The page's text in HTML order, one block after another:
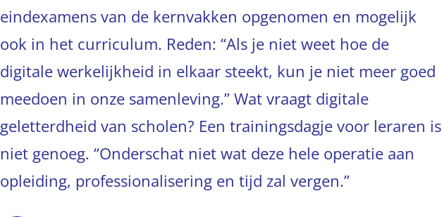
eindexamens van de kernvakken opgenomen en mogelijk
ook in het curriculum. Reden: “Als je niet weet hoe de
digitale werkelijkheid in elkaar steekt, kun je niet meer goed
meedoen in onze samenleving.” Wat vraagt digitale
geletterdheid van scholen? Een trainingsdagje voor leraren is
niet genoeg. “Onderschat niet wat deze hele operatie aan
opleiding, professionalisering en tijd zal vergen.”